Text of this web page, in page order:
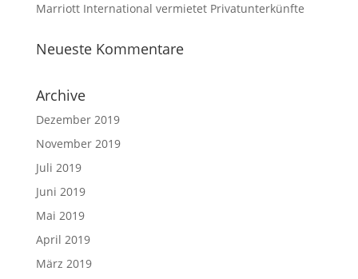
Marriott International vermietet Privatunterkünfte
Neueste Kommentare
Archive
Dezember 2019
November 2019
Juli 2019
Juni 2019
Mai 2019
April 2019
März 2019